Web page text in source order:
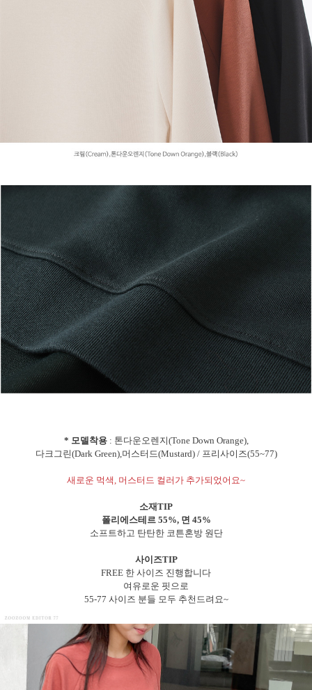
* 모델착용: 톤다운오렌지(Tone Down Orange),
다크그린(Dark Green),머스터드(Mustard) / 프리사이즈(55~77)
새로운 먹색, 머스터드 컬러가 추가되었어요~
소재TIP
폴리에스테르 55%, 면 45%
소프트하고 탄탄한 코튼혼방 원단
사이즈TIP
FREE 한 사이즈 진행합니다
여유로운 핏으로
55-77 사이즈 분들 모두 추천드려요~